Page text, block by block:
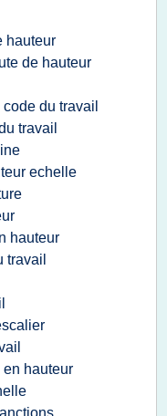
hauteur
de hauteur
du travail
travail
echelle
hauteur
travail
hauteur